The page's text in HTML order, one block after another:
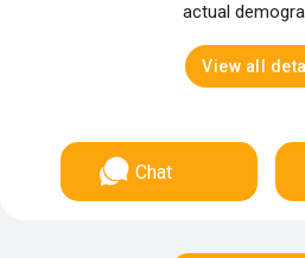
actual
View all
Chat